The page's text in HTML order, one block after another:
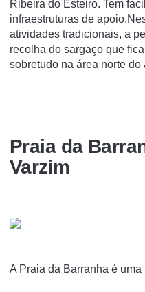
Ribeira do Esteiro. Tem
infraestruturas de
atividades tradicionais, a
recolha do sargaço que
sobretudo na área norte do
Praia da
Varzim
A Praia da Barranha é